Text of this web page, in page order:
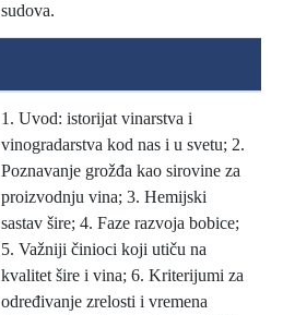
sudova.
1. Uvod: istorijat vinarstva i
vinogradarstva kod nas i u svetu; 2.
Poznavanje grožđa kao sirovine za
proizvodnju vina; 3. Hemijski
sastav šire; 4. Faze razvoja bobice;
5. Važniji činioci koji utiču na
kvalitet šire i vina; 6. Kriterijumi za
određivanje zrelosti i vremena